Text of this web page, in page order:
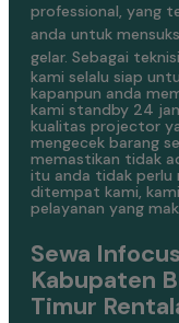
professional, yang
anda untuk
gelar. Sebagai
kami selalu siap
kapanpun anda
kami standby 24
kualitas projector
mengecek barang
memastikan tidak
itu anda tidak perlu
ditempat kami,
pelayanan yang
Sewa
Kabupaten
Timur